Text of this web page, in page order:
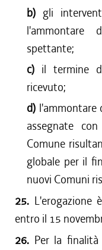
b) gli
l'ammontare
spettante;
c) il termine
ricevuto;
d) l'ammontare
assegnate
Comune
globale per il
nuovi Comuni
25. L'erogazione
entro il 15
26. Per la